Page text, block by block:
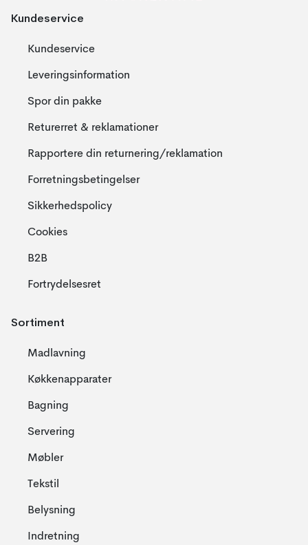
Kundeservice
Kundeservice
Leveringsinformation
Spor din pakke
Returerret & reklamationer
Rapportere din returnering/reklamation
Forretningsbetingelser
Sikkerhedspolicy
Cookies
B2B
Fortrydelsesret
Sortiment
Madlavning
Køkkenapparater
Bagning
Servering
Møbler
Tekstil
Belysning
Indretning